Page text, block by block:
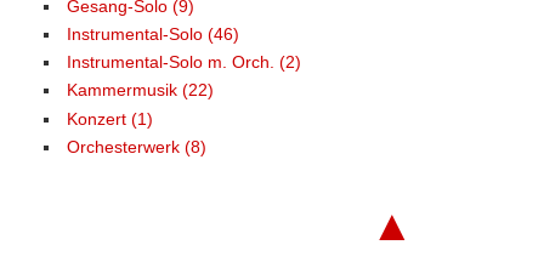
Gesang-Solo (9)
Instrumental-Solo (46)
Instrumental-Solo m. Orch. (2)
Kammermusik (22)
Konzert (1)
Orchesterwerk (8)
▲